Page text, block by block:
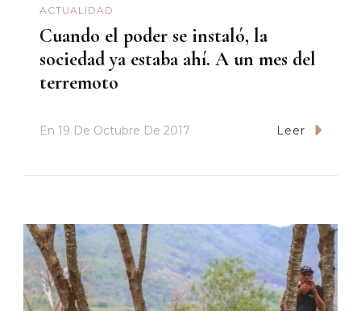
ACTUALIDAD
Cuando el poder se instaló, la
sociedad ya estaba ahí. A un mes del
terremoto
En 19 De Octubre De 2017 Leer